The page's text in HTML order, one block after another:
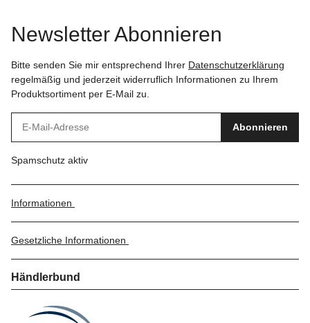
Newsletter Abonnieren
Bitte senden Sie mir entsprechend Ihrer Datenschutzerklärung
regelmäßig und jederzeit widerruflich Informationen zu Ihrem
Produktsortiment per E-Mail zu.
Abonnieren
Spamschutz aktiv
Informationen
Gesetzliche Informationen
Händlerbund